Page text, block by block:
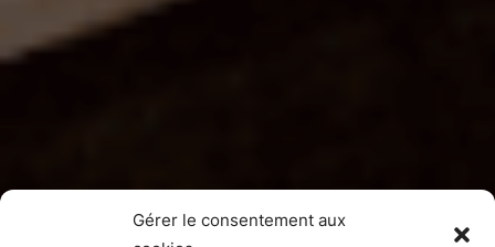
Gérer le consentement aux